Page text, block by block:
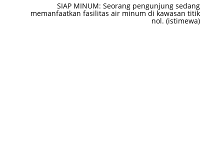
SIAP MINUM: Seorang pengunjung sedang
memanfaatkan fasilitas air minum di kawasan titik
nol. (istimewa)